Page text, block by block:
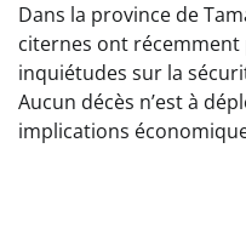
Dans la province de
citernes ont récemment
inquiétudes sur la
Aucun décès n’est à
implications